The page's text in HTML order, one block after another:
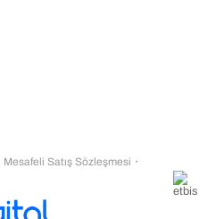
Mesafeli Satış Sözleşmesi ・